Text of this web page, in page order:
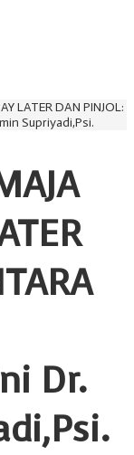
LATER DAN PINJOL:
Supriyadi,Psi.
Dr.